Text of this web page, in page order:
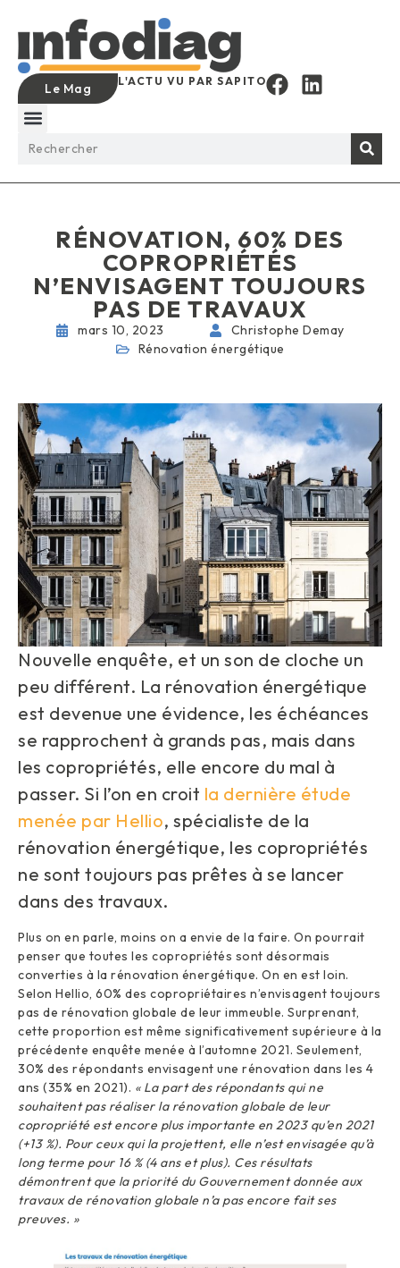
Le Mag L'ACTU VU PAR SAPITO
RÉNOVATION, 60% DES
COPROPRIÉTÉS
N’ENVISAGENT TOUJOURS
PAS DE TRAVAUX
mars 10, 2023
Christophe Demay
Rénovation énergétique
Nouvelle enquête, et un son de cloche un
peu différent. La rénovation énergétique
est devenue une évidence, les échéances
se rapprochent à grands pas, mais dans
les copropriétés, elle encore du mal à
passer. Si l’on en croit la dernière étude
menée par Hellio, spécialiste de la
rénovation énergétique, les copropriétés
ne sont toujours pas prêtes à se lancer
dans des travaux.
Plus on en parle, moins on a envie de la faire. On pourrait
penser que toutes les copropriétés sont désormais
converties à la rénovation énergétique. On en est loin.
Selon Hellio, 60% des copropriétaires n’envisagent toujours
pas de rénovation globale de leur immeuble. Surprenant,
cette proportion est même significativement supérieure à la
précédente enquête menée à l’automne 2021. Seulement,
30% des répondants envisagent une rénovation dans les 4
ans (35% en 2021). « La part des répondants qui ne
souhaitent pas réaliser la rénovation globale de leur
copropriété est encore plus importante en 2023 qu’en 2021
(+13 %). Pour ceux qui la projettent, elle n’est envisagée qu’à
long terme pour 16 % (4 ans et plus). Ces résultats
démontrent que la priorité du Gouvernement donnée aux
travaux de rénovation globale n’a pas encore fait ses
preuves. »